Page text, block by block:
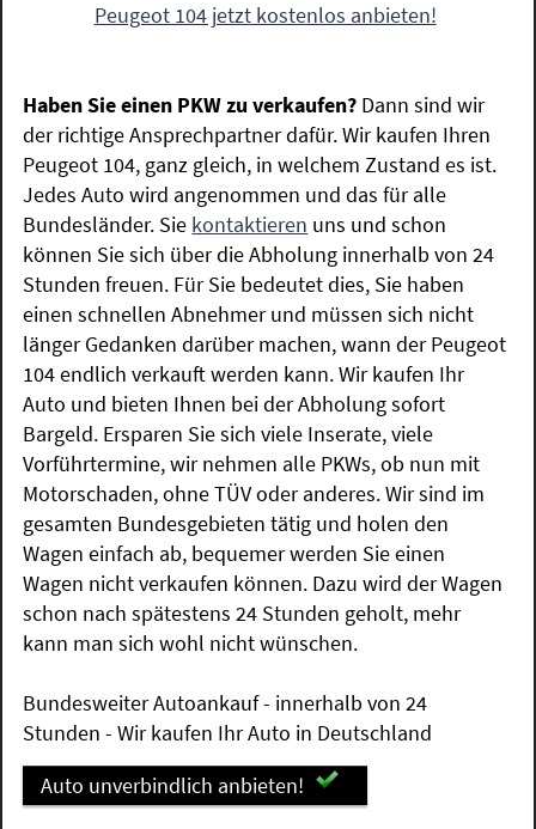
Peugeot 104 jetzt kostenlos anbieten!
Haben Sie einen PKW zu verkaufen? Dann sind wir
der richtige Ansprechpartner dafür. Wir kaufen Ihren
Peugeot 104, ganz gleich, in welchem Zustand es ist.
Jedes Auto wird angenommen und das für alle
Bundesländer. Sie kontaktieren uns und schon
können Sie sich über die Abholung innerhalb von 24
Stunden freuen. Für Sie bedeutet dies, Sie haben
einen schnellen Abnehmer und müssen sich nicht
länger Gedanken darüber machen, wann der Peugeot
104 endlich verkauft werden kann. Wir kaufen Ihr
Auto und bieten Ihnen bei der Abholung sofort
Bargeld. Ersparen Sie sich viele Inserate, viele
Vorführtermine, wir nehmen alle PKWs, ob nun mit
Motorschaden, ohne TÜV oder anderes. Wir sind im
gesamten Bundesgebieten tätig und holen den
Wagen einfach ab, bequemer werden Sie einen
Wagen nicht verkaufen können. Dazu wird der Wagen
schon nach spätestens 24 Stunden geholt, mehr
kann man sich wohl nicht wünschen.
Bundesweiter Autoankauf - innerhalb von 24
Stunden - Wir kaufen Ihr Auto in Deutschland
Auto unverbindlich anbieten!